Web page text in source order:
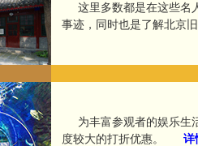
这里多数都是在这些名
事迹，同时也是了解北
为丰富参观者的娱乐生
度较大的打折优惠。 详